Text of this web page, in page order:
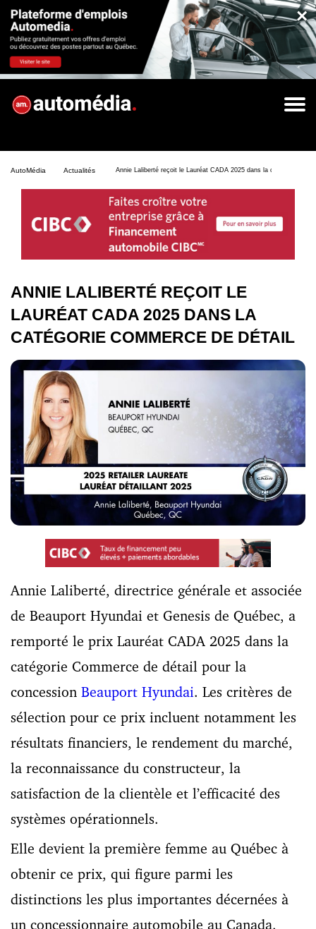
×
AutoMédia Actualités Annie Laliberté reçoit le Lauréat CADA 2025 dans la catégorie
ANNIE LALIBERTÉ REÇOIT LE
LAURÉAT CADA 2025 DANS LA
CATÉGORIE COMMERCE DE DÉTAIL
Annie Laliberté, directrice générale et associée
de Beauport Hyundai et Genesis de Québec, a
remporté le prix Lauréat CADA 2025 dans la
catégorie Commerce de détail pour la
concession Beauport Hyundai. Les critères de
sélection pour ce prix incluent notamment les
résultats financiers, le rendement du marché,
la reconnaissance du constructeur, la
satisfaction de la clientèle et l’efficacité des
systèmes opérationnels.
Elle devient la première femme au Québec à
obtenir ce prix, qui figure parmi les
distinctions les plus importantes décernées à
un concessionnaire automobile au Canada.